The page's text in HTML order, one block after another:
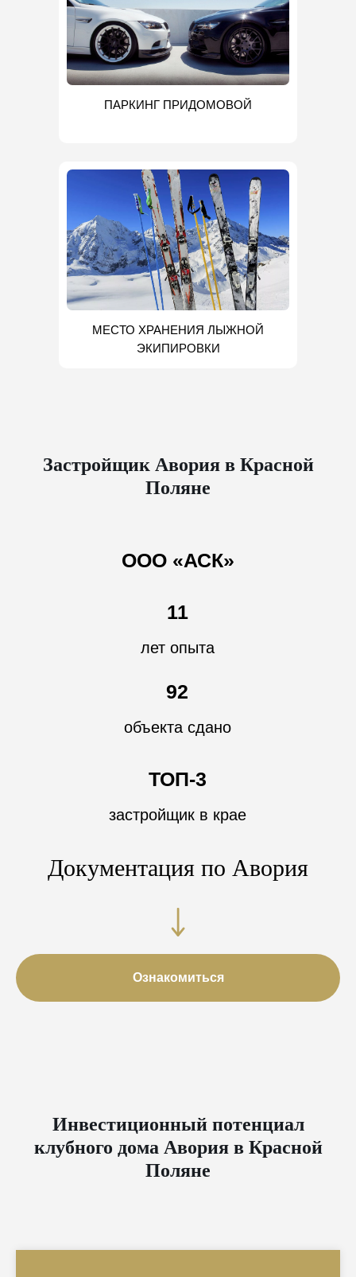
ПАРКИНГ ПРИДОМОВОЙ
МЕСТО ХРАНЕНИЯ ЛЫЖНОЙ
ЭКИПИРОВКИ
Застройщик Авория в Красной
Поляне
11
лет опыта
ООО «АСК»
92
объекта сдано
ТОП-3
застройщик в крае
Документация по Авория
Ознакомиться
Инвестиционный потенциал
клубного дома Авория в Красной
Поляне